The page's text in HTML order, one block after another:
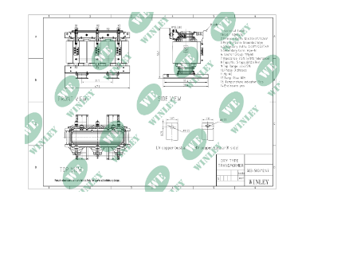
Первичное
напряжение
12470Y/7200В
Вторичное
напряжение
480Y/277В
Частота 60 Гц
Векторная группа YNyn0
Метод охлаждения АН